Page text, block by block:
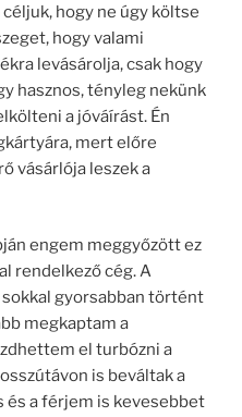
hogy ne úgy költse
hogy valami
levásárolja, csak hogy
hasznos, tényleg nekünk
a jóváírást. Én
mert előre
vásárlója leszek a
engem meggyőzött ez
rendelkező cég. A
gyorsabban történt
megkaptam a
el turbózni a
is beváltak a
és a férjem is kevesebbet